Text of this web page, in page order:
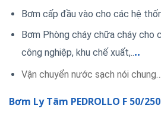
Bơm cấp đầu vào cho các hệ
Bơm Phòng cháy chữa cháy cho
công nghiệp, khu chế xuất,....
Vận chuyển nước sạch nói chung…
Bơm Ly Tâm PEDROLLO F 50/